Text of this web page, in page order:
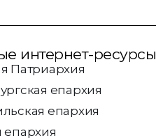
интернет-ресурсы
Патриархия
епархия
епархия
епархия